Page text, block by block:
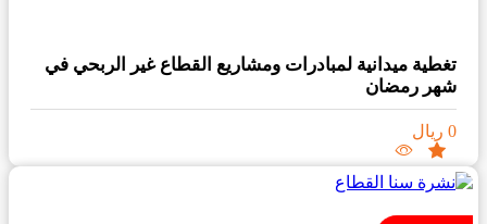
تغطية ميدانية لمبادرات ومشاريع القطاع غير الربحي في
شهر رمضان
0 ريال